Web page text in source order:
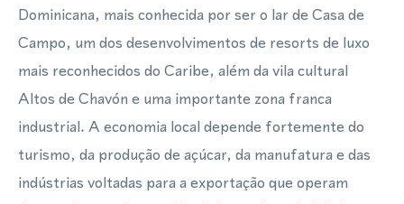
Dominicana, mais conhecida por ser o lar de Casa de
Campo, um dos desenvolvimentos de resorts de luxo
mais reconhecidos do Caribe, além da vila cultural
Altos de Chavón e uma importante zona franca
industrial. A economia local depende fortemente do
turismo, da produção de açúcar, da manufatura e das
indústrias voltadas para a exportação que operam